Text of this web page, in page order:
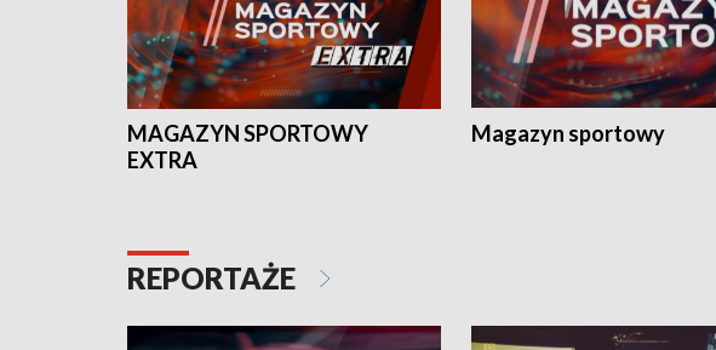
MAGAZYN SPORTOWY
EXTRA
Magazyn sportowy
REPORTAŻE